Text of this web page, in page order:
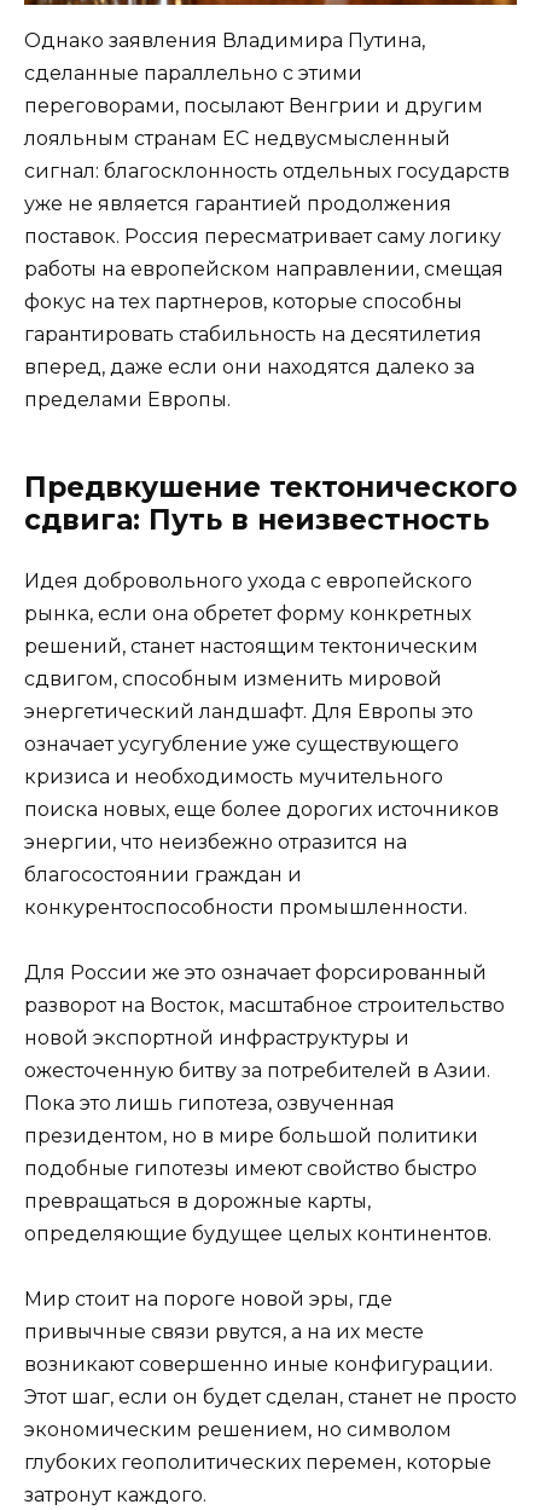
Однако заявления Владимира Путина,
сделанные параллельно с этими
переговорами, посылают Венгрии и другим
лояльным странам ЕС недвусмысленный
сигнал: благосклонность отдельных государств
уже не является гарантией продолжения
поставок. Россия пересматривает саму логику
работы на европейском направлении, смещая
фокус на тех партнеров, которые способны
гарантировать стабильность на десятилетия
вперед, даже если они находятся далеко за
пределами Европы.
Предвкушение тектонического
сдвига: Путь в неизвестность
Идея добровольного ухода с европейского
рынка, если она обретет форму конкретных
решений, станет настоящим тектоническим
сдвигом, способным изменить мировой
энергетический ландшафт. Для Европы это
означает усугубление уже существующего
кризиса и необходимость мучительного
поиска новых, еще более дорогих источников
энергии, что неизбежно отразится на
благосостоянии граждан и
конкурентоспособности промышленности.
Для России же это означает форсированный
разворот на Восток, масштабное строительство
новой экспортной инфраструктуры и
ожесточенную битву за потребителей в Азии.
Пока это лишь гипотеза, озвученная
президентом, но в мире большой политики
подобные гипотезы имеют свойство быстро
превращаться в дорожные карты,
определяющие будущее целых континентов.
Мир стоит на пороге новой эры, где
привычные связи рвутся, а на их месте
возникают совершенно иные конфигурации.
Этот шаг, если он будет сделан, станет не просто
экономическим решением, но символом
глубоких геополитических перемен, которые
затронут каждого.